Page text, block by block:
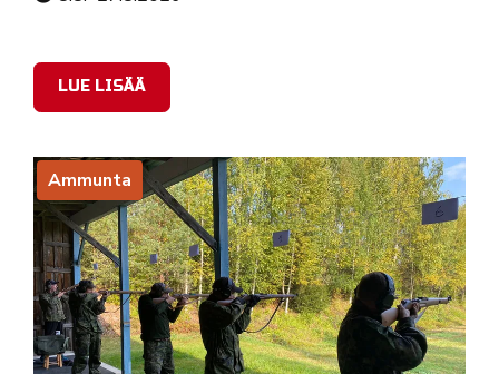
LUE LISÄÄ
Ammunta